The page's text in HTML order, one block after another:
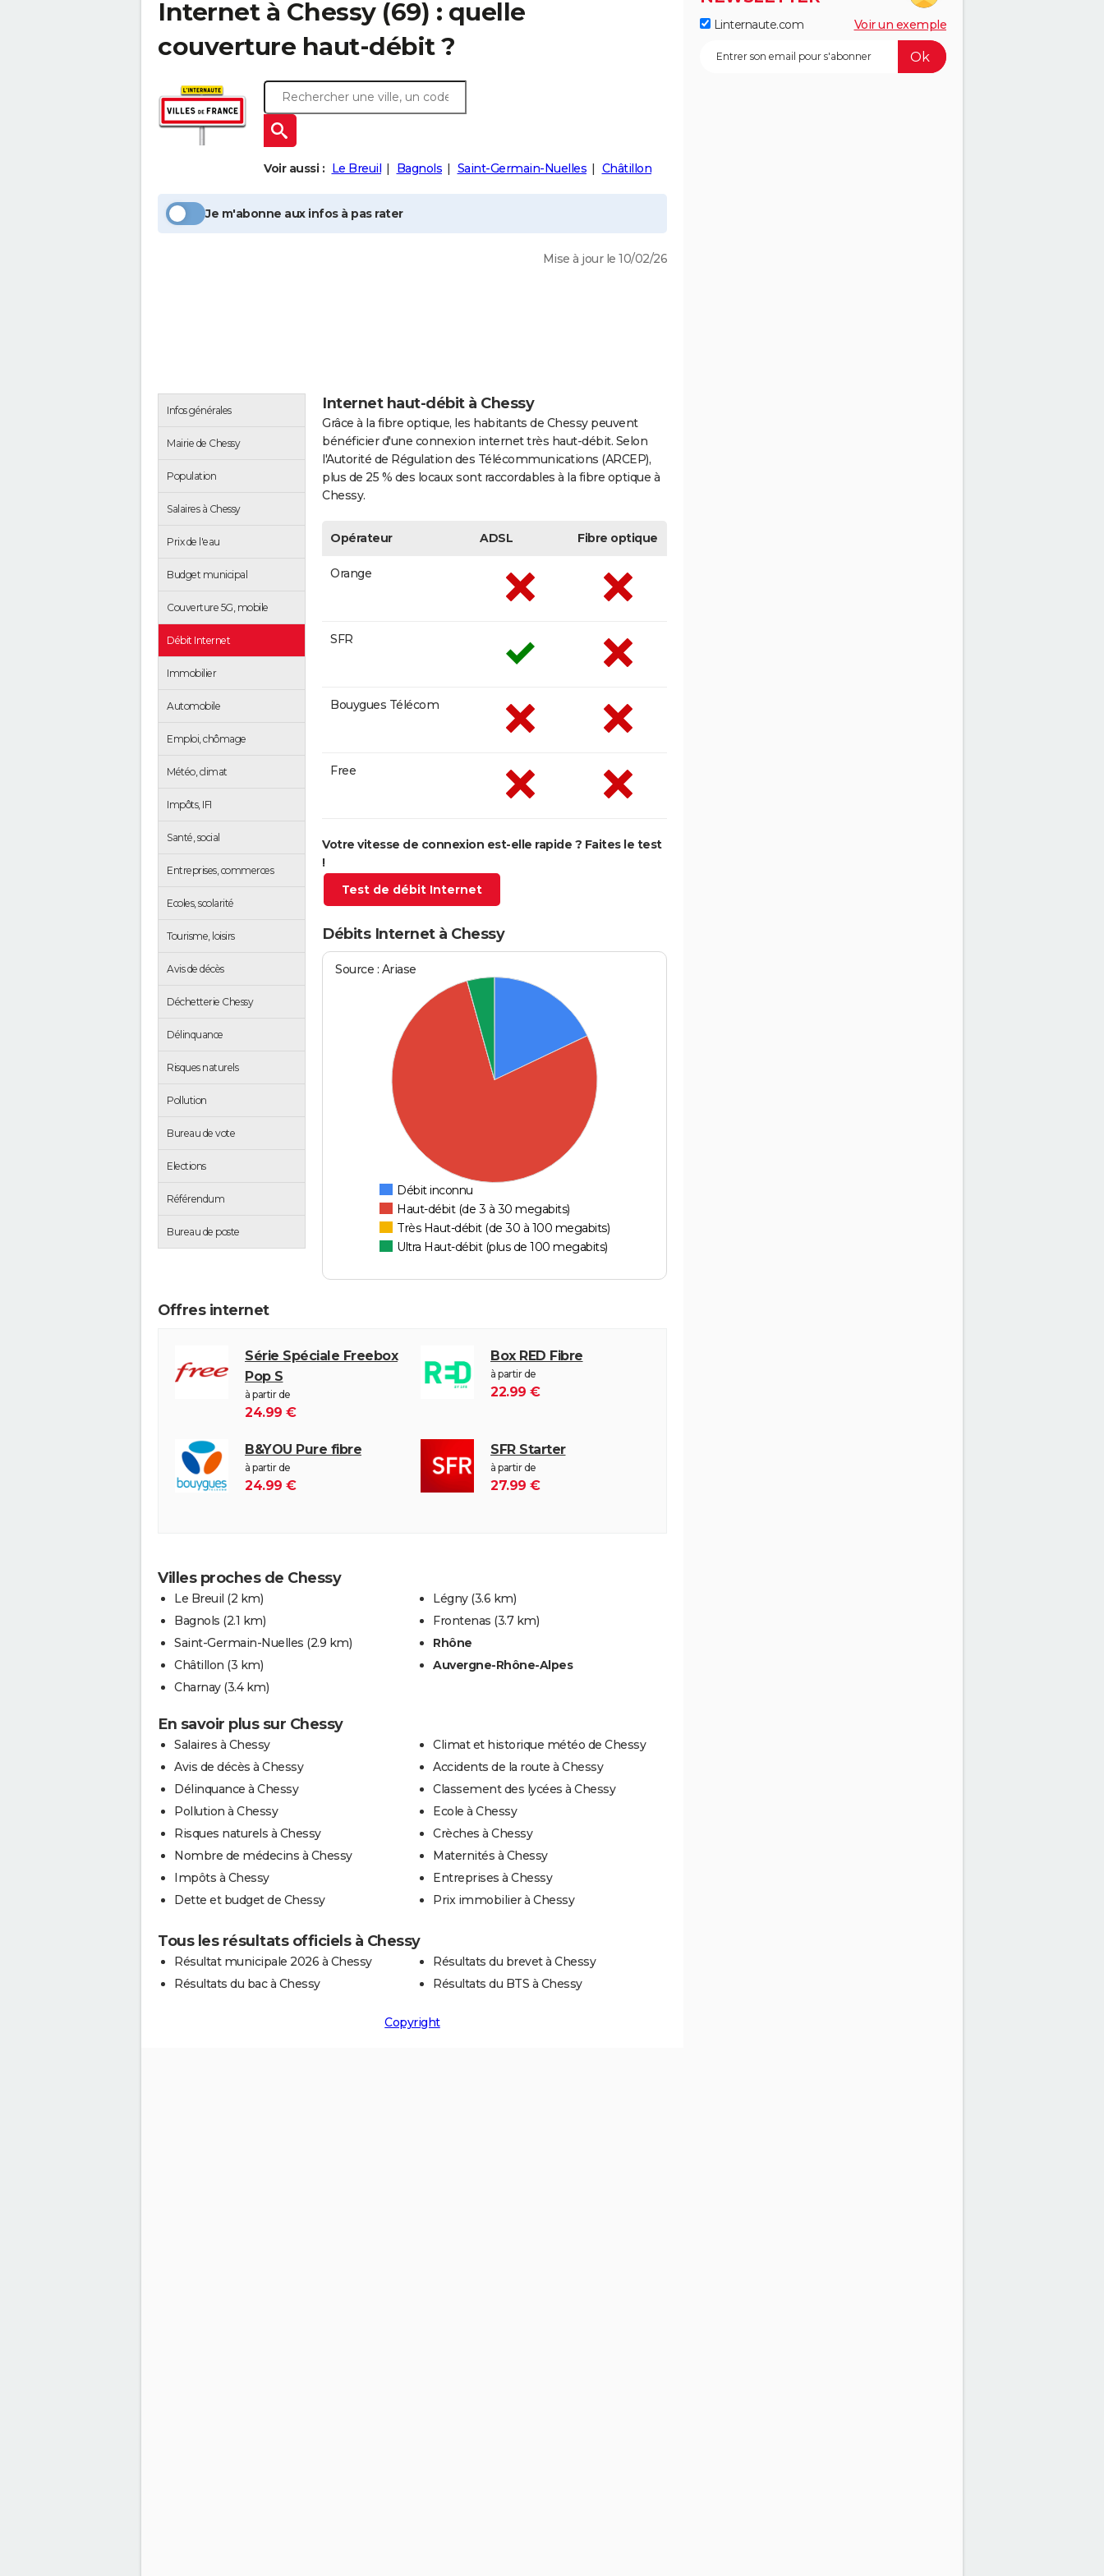
Internet à Chessy(69) : quelle
couverture haut-débit ?
Voir aussi : Le Breuil Bagnols Saint-Germain-Nuelles Châtillon
Je m'abonne aux infos à pas rater
Mise à jour le 10/02/26
Infos générales
Mairie de Chessy
Population
Salaires à Chessy
Prix de l'eau
Budget municipal
Couverture 5G, mobile
Débit Internet
Immobilier
Automobile
Emploi, chômage
Météo, climat
Impôts, IFI
Santé, social
Entreprises, commerces
Ecoles, scolarité
Tourisme, loisirs
Avis de décès
Déchetterie Chessy
Délinquance
Risques naturels
Pollution
Bureau de vote
Elections
Référendum
Bureau de poste
Internet haut-débit à Chessy
Grâce à la fibre optique, les habitants de Chessy peuvent
bénéficier d'une connexion internet très haut-débit. Selon
l'Autorité de Régulation des Télécommunications (ARCEP),
plus de 25 % des locaux sont raccordables à la fibre optique à
Chessy.
Opérateur ADSL Fibre optique
Orange
SFR
Bouygues Télécom
Free
Votre vitesse de connexion est-elle rapide ? Faites le test
!
Test de débit Internet
Débits Internet à Chessy
Source : Ariase
Débit inconnu
Haut-débit (de 3 à 30 megabits)
Très Haut-débit (de 30 à 100 megabits)
Ultra Haut-débit (plus de 100 megabits)
Offres internet
Série Spéciale Freebox
Pop S
à partir de
24.99 €
Box RED Fibre
à partir de
22.99 €
B&YOU Pure fibre
à partir de
24.99 €
SFR Starter
à partir de
27.99 €
Villes proches de Chessy
Le Breuil (2 km)
Bagnols (2.1 km)
Saint-Germain-Nuelles (2.9 km)
Châtillon (3 km)
Charnay (3.4 km)
Légny (3.6 km)
Frontenas (3.7 km)
Rhône
Auvergne-Rhône-Alpes
En savoir plus sur Chessy
Salaires à Chessy
Avis de décès à Chessy
Délinquance à Chessy
Pollution à Chessy
Risques naturels à Chessy
Nombre de médecins à Chessy
Impôts à Chessy
Dette et budget de Chessy
Climat et historique météo de Chessy
Accidents de la route à Chessy
Classement des lycées à Chessy
Ecole à Chessy
Crèches à Chessy
Maternités à Chessy
Entreprises à Chessy
Prix immobilier à Chessy
Tous les résultats officiels à Chessy
Résultat municipale 2026 à Chessy
Résultats du bac à Chessy
Résultats du brevet à Chessy
Résultats du BTS à Chessy
Copyright
Linternaute.com Voir un exemple